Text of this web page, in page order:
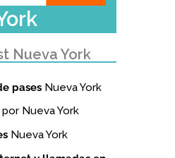
Nueva York
pases Nueva York
por Nueva York
Nueva York